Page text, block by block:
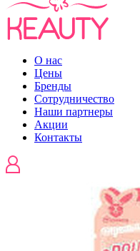
О нас
Цены
Бренды
Сотрудничество
Наши партнеры
Акции
Контакты